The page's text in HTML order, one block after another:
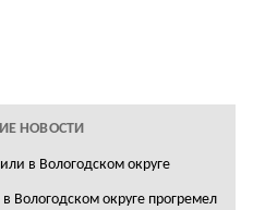
НОВОСТИ
в Вологодском округе
Вологодском округе прогремел